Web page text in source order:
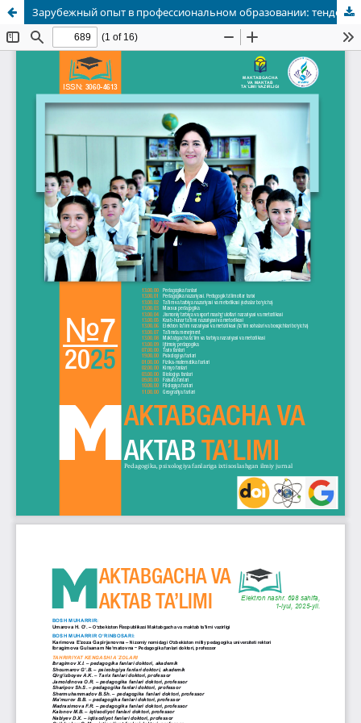
Зарубежный опыт в профессиональном образовании: тенденции и перспективы